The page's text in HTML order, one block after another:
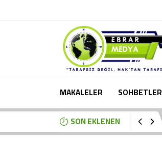
MAKALELER SOHBETLER
SON EKLENEN